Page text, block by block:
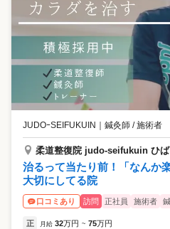
JUDOｰSEIFUKUIN 鍼灸師 / 施術者
柔道整復院 judo-seifukuin ひ
治るって当たり前！「なんか
大切にしてる院
口コミあり 訪問 正社員 施術者
正 月給 32万円 ~ 75万円